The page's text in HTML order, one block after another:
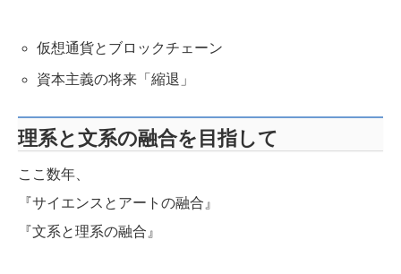
仮想通貨とブロックチェーン
資本主義の将来「縮退」
理系と文系の融合を目指して
ここ数年、
『サイエンスとアートの融合』
『文系と理系の融合』